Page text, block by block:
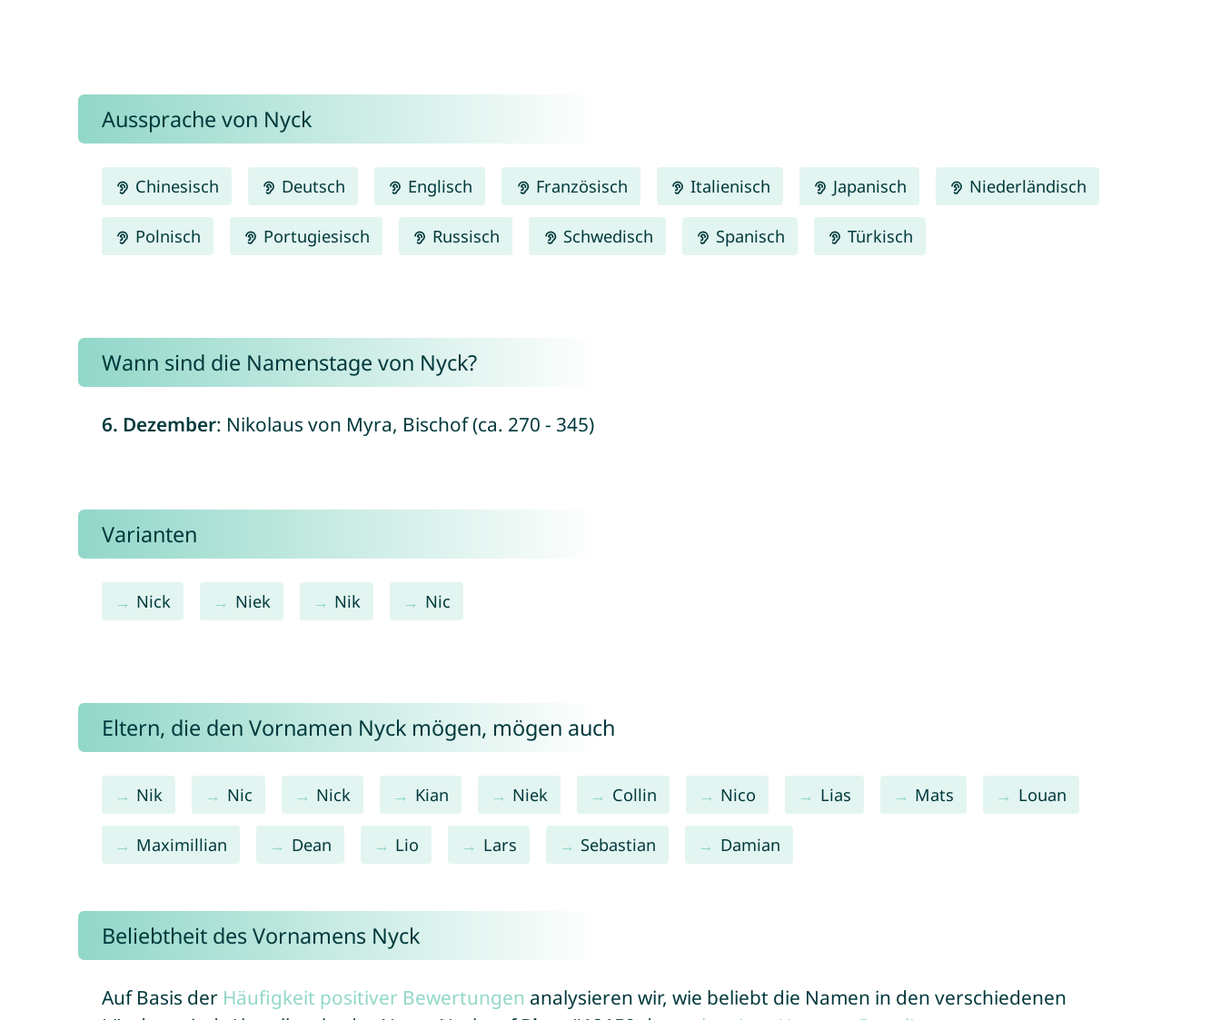
Aussprache von Nyck
Chinesisch Deutsch Englisch Französisch Italienisch Japanisch Niederländisch
Polnisch Portugiesisch Russisch Schwedisch Spanisch Türkisch
Wann sind die Namenstage von Nyck?
6. Dezember: Nikolaus von Myra, Bischof (ca. 270 - 345)
Varianten
Nick Niek Nik Nic
Eltern, die den Vornamen Nyck mögen, mögen auch
Nik Nic Nick Kian Niek Collin Nico Lias Mats Louan
Maximillian Dean Lio Lars Sebastian Damian
Beliebtheit des Vornamens Nyck
Auf Basis der Häufigkeit positiver Bewertungen analysieren wir, wie beliebt die Namen in den verschiedenen